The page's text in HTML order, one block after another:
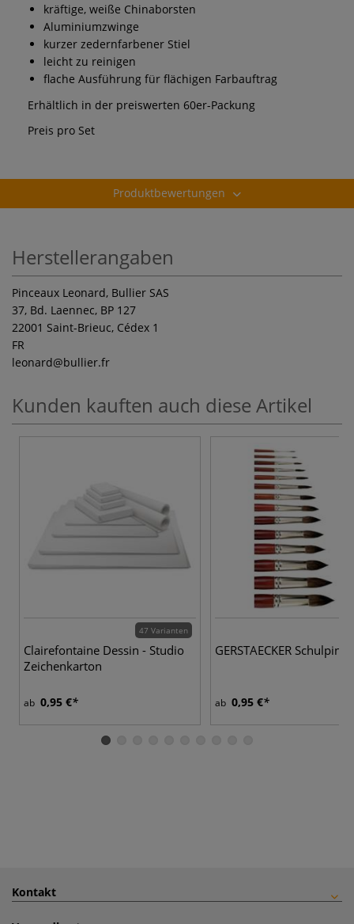
kräftige, weiße Chinaborsten
Aluminiumzwinge
kurzer zedernfarbener Stiel
leicht zu reinigen
flache Ausführung für flächigen Farbauftrag
Erhältlich in der preiswerten 60er-Packung
Preis pro Set
Produktbewertungen
Herstellerangaben
Pinceaux Leonard, Bullier SAS
37, Bd. Laennec, BP 127
22001 Saint-Brieuc, Cédex 1
FR
leonard@bullier.fr
Kunden kauften auch diese Artikel
47 Varianten
Clairefontaine Dessin - Studio
Zeichenkarton
ab 0,95 €
GERSTAECKER
ab 0,95 €
Kontakt